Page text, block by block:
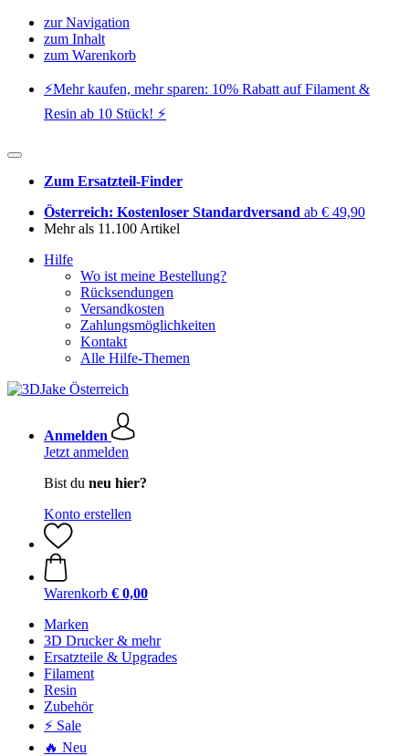
zur Navigation
zum Inhalt
zum Warenkorb
⚡️Mehr kaufen, mehr sparen: 10% Rabatt auf Filament &
Resin ab 10 Stück! ⚡️
Zum Ersatzteil-Finder
Österreich: Kostenloser Standardversand ab € 49,90
Mehr als 11.100 Artikel
Hilfe
Wo ist meine Bestellung?
Rücksendungen
Versandkosten
Zahlungsmöglichkeiten
Kontakt
Alle Hilfe-Themen
Anmelden
Jetzt anmelden
Bist du neu hier?
Konto erstellen
Warenkorb € 0,00
Marken
3D Drucker & mehr
Ersatzteile & Upgrades
Filament
Resin
Zubehör
⚡ Sale
🔥 Neu